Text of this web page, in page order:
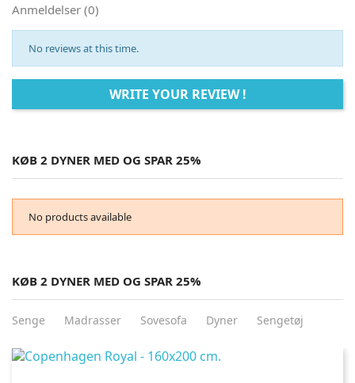
Anmeldelser (0)
No reviews at this time.
WRITE YOUR REVIEW !
KØB 2 DYNER MED OG SPAR 25%
No products available
KØB 2 DYNER MED OG SPAR 25%
Senge Madrasser Sovesofa Dyner Sengetøj